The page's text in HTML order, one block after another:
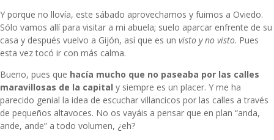
Y porque no llovía, este sábado aprovechamos y fuimos a Oviedo.
Sólo vamos allí para visitar a mi abuela; suelo aparcar enfrente de su
casa y después vuelvo a Gijón, así que es un visto y no visto. Pues
esta vez tocó ir con más calma.
Bueno, pues que hacía mucho que no paseaba por las calles
maravillosas de la capital y siempre es un placer. Y me ha
parecido genial la idea de escuchar villancicos por las calles a través
de pequeños altavoces. No os vayáis a pensar que en plan “anda,
ande, ande” a todo volumen, ¿eh?